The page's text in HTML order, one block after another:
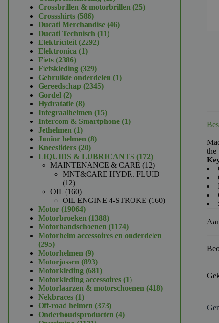
the
producten
Crossbrillen & motorbrillen 2525
Crossshirts 586586
producten
Ducati Merchandise 4646
Ducati Technisch 1111
Elektriciteit 22922292
Elektronica 11
Fiets 23862386
producten
Fietskleding 329329
producten
Gebruikte onderdelen 11
Gereedschap 23452345
Gordel 22
producten
Hydratatie 88
producten
Integraalhelmen 1515
producten
Intercom & Smartphone 11
Jethelmen 11
product
Junior helmen 88
Kneesliders 2020
producten
LIQUIDS & LUBRICANTS 172172
producten
MAINTENANCE & CARE 1212
producten
MNT&CARE HYDR. FLUID
1212
producten
OIL 160160
producten
OIL ENGINE 4-STROKE 160160
Motor 1906419064
producten
Motorbroeken 13881388
producten
Motorhandschoenen 11741174
producten
Motorhelm accessoires en onderdelen
295295
producten
Motorhelmen 99
producten
Motorjassen 893893
producten
Motorkleding 681681
producten
Motorkleding accessoires 11
product
Motorlaarzen & motorschoenen 418418
Nekbraces 11
product
Off-road helmen 373373
producten
Onderhoudsproducten 44